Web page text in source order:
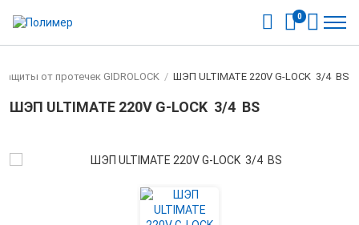
0
от протечек GIDROLOCK / ШЭП ULTIMATE 220V G-LOCK 3/4 BS
ШЭП ULTIMATE 220V G-LOCK 3/4 BS